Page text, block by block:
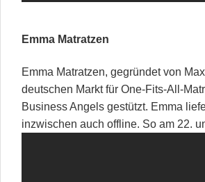
Emma Matratzen
Emma Matratzen, gegründet von
deutschen Markt für One-Fits-All-
Business Angels gestützt. Emma
inzwischen auch offline. So am 22.